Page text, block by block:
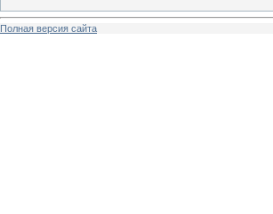
Полная версия сайта